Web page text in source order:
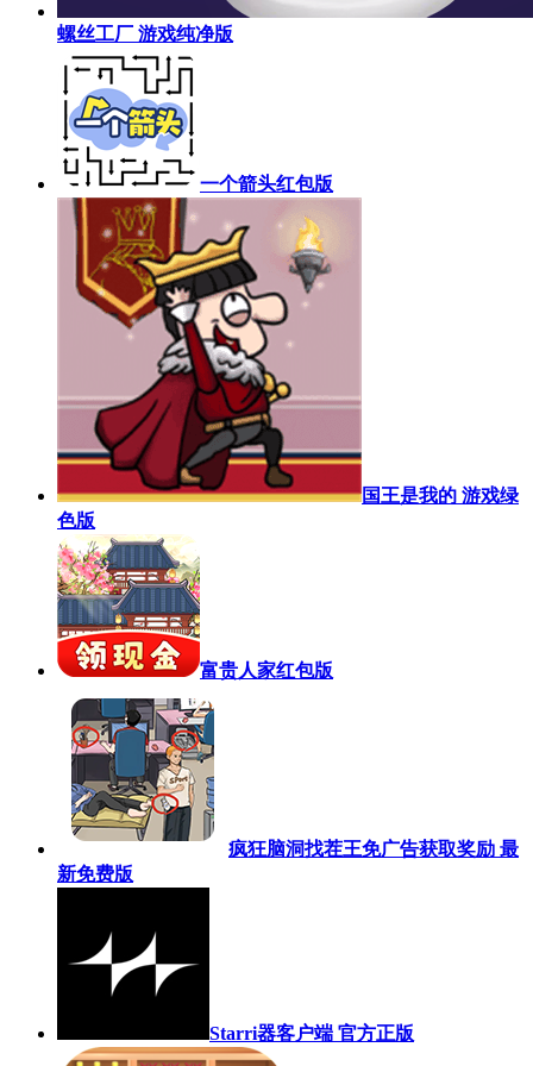
螺丝工厂 游戏纯净版
一个箭头红包版
国王是我的 游戏绿
色版
富贵人家红包版
疯狂脑洞找茬王免广告获取奖励 最
新免费版
Starri器客户端 官方正版